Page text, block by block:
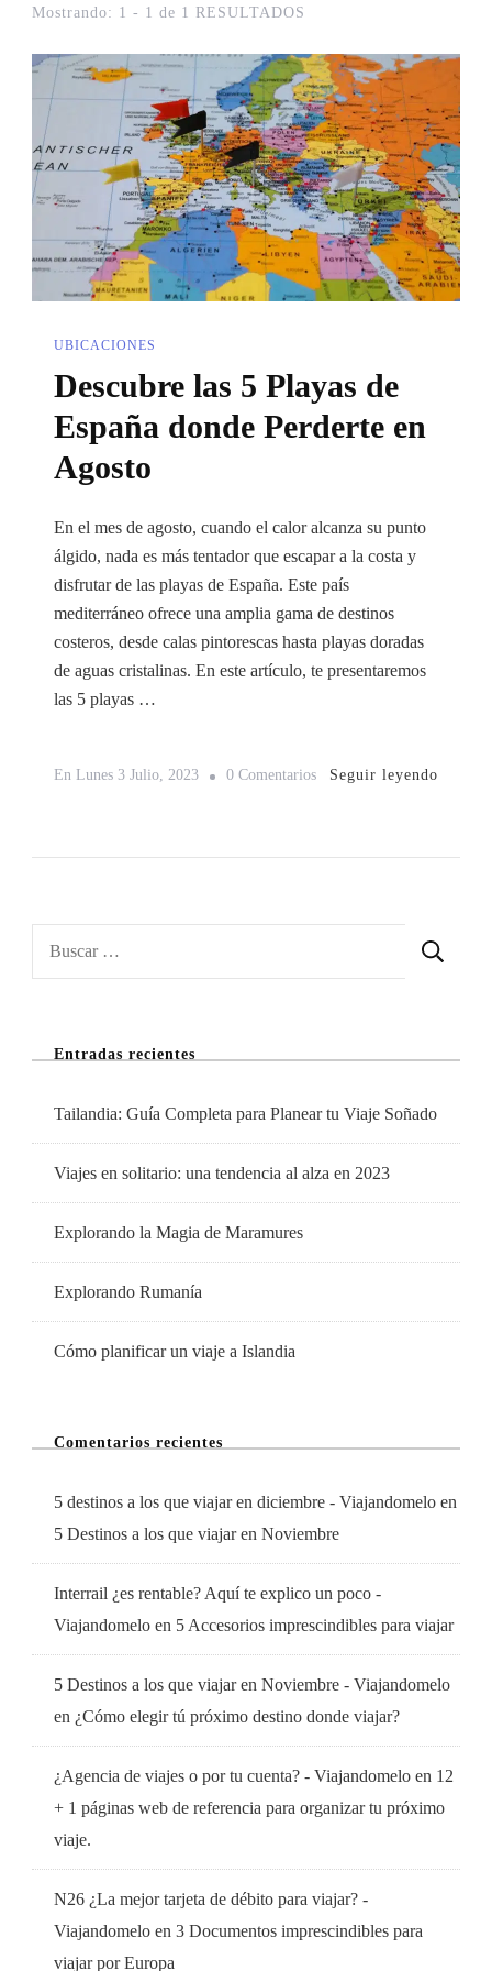
Mostrando: 1 - 1 de 1 RESULTADOS
UBICACIONES
Descubre las 5 Playas de
España donde Perderte en
Agosto
En el mes de agosto, cuando el calor alcanza su punto
álgido, nada es más tentador que escapar a la costa y
disfrutar de las playas de España. Este país
mediterráneo ofrece una amplia gama de destinos
costeros, desde calas pintorescas hasta playas doradas
de aguas cristalinas. En este artículo, te presentaremos
las 5 playas …
En Lunes 3 Julio, 2023 0 ComentariosEn
En
Seguir leyendo
Entradas recientes
Tailandia: Guía Completa para Planear tu Viaje Soñado
Viajes en solitario: una tendencia al alza en 2023
Explorando la Magia de Maramures
Explorando Rumanía
Cómo planificar un viaje a Islandia
Comentarios recientes
5 destinos a los que viajar en diciembre - Viajandomelo en
5 Destinos a los que viajar en Noviembre
Interrail ¿es rentable? Aquí te explico un poco -
Viajandomelo en 5 Accesorios imprescindibles para viajar
5 Destinos a los que viajar en Noviembre - Viajandomelo
en ¿Cómo elegir tú próximo destino donde viajar?
¿Agencia de viajes o por tu cuenta? - Viajandomelo en 12
+ 1 páginas web de referencia para organizar tu próximo
viaje.
N26 ¿La mejor tarjeta de débito para viajar? -
Viajandomelo en 3 Documentos imprescindibles para
viajar por Europa